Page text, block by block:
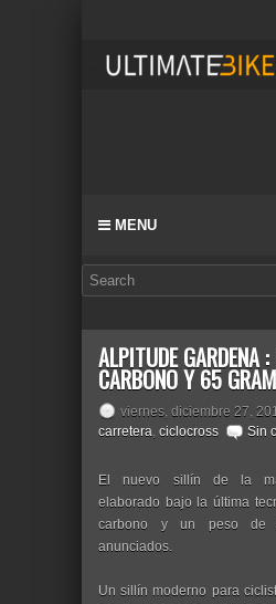
MENU
ALPITUDE GARDENA
CARBONO Y 65
viernes, diciembre 27,
carretera, ciclocross Sin
El nuevo sillín de la
elaborado bajo la última
carbono y un peso de
anunciados.
Un sillín moderno para